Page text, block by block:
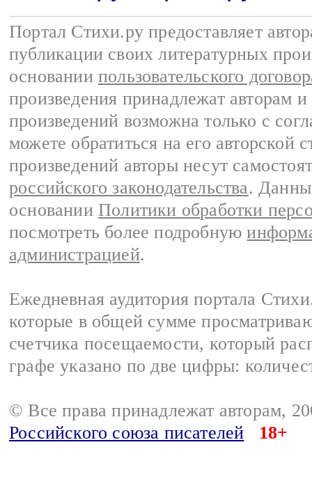
Портал Стихи.ру предоставляет
публикации своих литературных
основании пользовательского
произведения принадлежат авторам
произведений возможна только с
можете обратиться на его авторской
произведений авторы несут
российского законодательства.
основании Политики обработки
посмотреть более подробную
администрацией.
Ежедневная аудитория портала
которые в общей сумме
счетчика посещаемости, который
графе указано по две цифры:
© Все права принадлежат авторам,
Российского союза писателей
18+